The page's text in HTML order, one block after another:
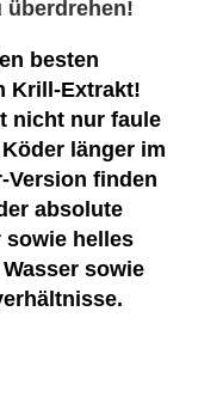
überdrehen!
besten
Krill-Extrakt!
nicht nur faule
länger im
Version finden
absolute
sowie helles
sowie